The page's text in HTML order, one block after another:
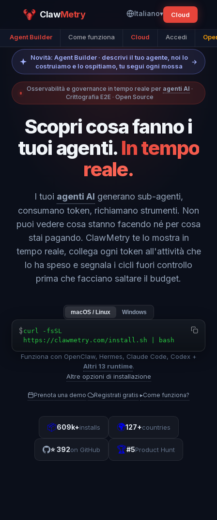
ClawMetry Italiano▾ Cloud
Agent Builder Come funziona Cloud Accedi
Novità: Agent Builder · descrivi il tuo agente, noi lo
costruiamo e lo ospitiamo, tu segui ogni mossa
→
Osservabilità e governance in tempo reale per agenti AI ·
Crittografia E2E · Open Source
Scopri cosa fanno i
tuoi agenti. In tempo
reale.
I tuoi agenti AI generano sub-agenti,
consumano token, richiamano strumenti. Non
puoi vedere cosa stanno facendo né per cosa
stai pagando. ClawMetry te lo mostra in
tempo reale, collega ogni token all'attività che
lo ha speso e segnala i cicli fuori controllo
prima che facciano saltare il budget.
macOS / Linux Windows
$ curl -fsSL
https://clawmetry.com/install.sh | bash
Funziona con OpenClaw, Hermes, Claude Code, Codex +
Altri 13 runtime.
Altre opzioni di installazione
Prenota una demo· Registrati gratis·▸Come funziona?
📦609k+installs 🌍127+countries
⭐392on GitHub 🏆#5Product Hunt